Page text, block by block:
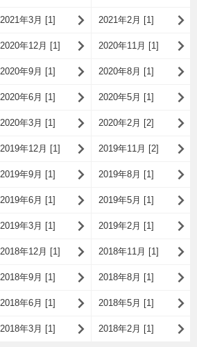
2021年3月 [1] 2021年2月 [1]
2020年12月 [1] 2020年11月 [1]
2020年9月 [1] 2020年8月 [1]
2020年6月 [1] 2020年5月 [1]
2020年3月 [1] 2020年2月 [2]
2019年12月 [1] 2019年11月 [2]
2019年9月 [1] 2019年8月 [1]
2019年6月 [1] 2019年5月 [1]
2019年3月 [1] 2019年2月 [1]
2018年12月 [1] 2018年11月 [1]
2018年9月 [1] 2018年8月 [1]
2018年6月 [1] 2018年5月 [1]
2018年3月 [1] 2018年2月 [1]